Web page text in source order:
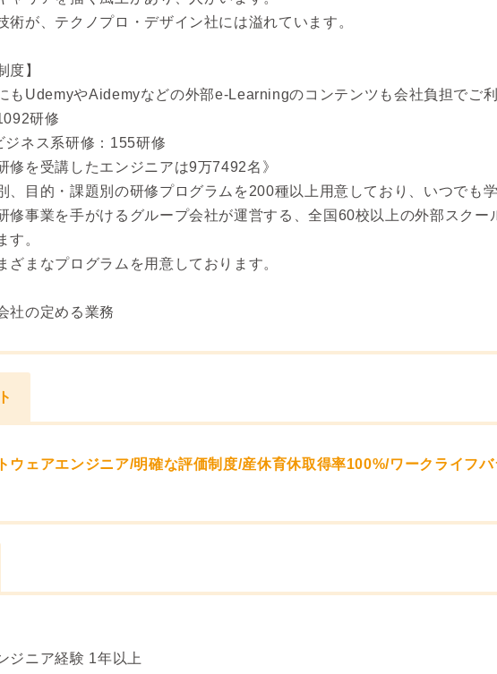
術が、テクノプロ・デザイン社には溢れています。
度】
もUdemyやAidemyなどの外部e-Learningのコンテンツも会社負担でご利
研修
ジネス系研修：155研修
修を受講したエンジニアは9万7492名》
、目的・課題別の研修プログラムを200種以上用意しており、いつでも
修事業を手がけるグループ会社が運営する、全国60校以上の外部スクー
す。
ざまなプログラムを用意しております。
社の定める業務
ウェアエンジニア/明確な評価制度/産休育休取得率100%/ワークライフ
ジニア経験 1年以上